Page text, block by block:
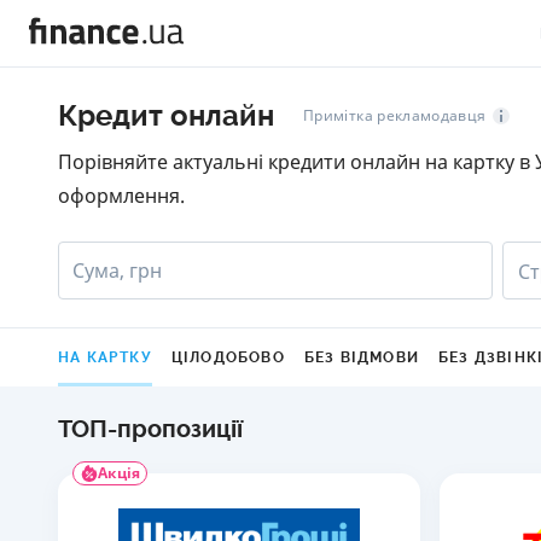
Кредит онлайн Примітка рекламодавця
Порівняйте актуальні кредити онлайн на картку
оформлення.
Сума, грн
НА КАРТКУ ЦІЛОДОБОВО БЕЗ ВІДМОВИ БЕЗ
ТОП-пропозиції
Акція